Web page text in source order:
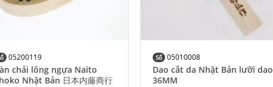
05200119
chải lông ngựa Naito
Nhật Bản 日本内藤商行
Số 05010008
Dao cắt da Nhật Bản lưỡi dao
36MM